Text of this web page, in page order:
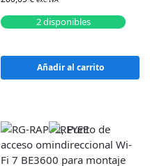
Añadir al carrito
2 disponibles